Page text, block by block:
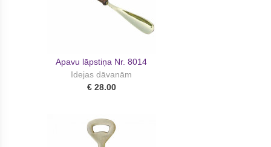
Apavu lāpstiņa Nr. 8014
Idejas dāvanām
€ 28.00